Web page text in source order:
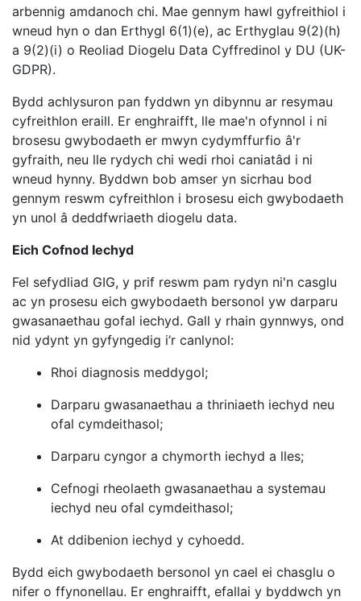
arbennig amdanoch chi. Mae gennym hawl gyfreithiol i
wneud hyn o dan Erthygl 6(1)(e), ac Erthyglau 9(2)(h)
a 9(2)(i) o Reoliad Diogelu Data Cyffredinol y DU (UK-
GDPR).
Bydd achlysuron pan fyddwn yn dibynnu ar resymau
cyfreithlon eraill. Er enghraifft, lle mae'n ofynnol i ni
brosesu gwybodaeth er mwyn cydymffurfio â'r
gyfraith, neu lle rydych chi wedi rhoi caniatâd i ni
wneud hynny. Byddwn bob amser yn sicrhau bod
gennym reswm cyfreithlon i brosesu eich gwybodaeth
yn unol â deddfwriaeth diogelu data.
Eich Cofnod Iechyd
Fel sefydliad GIG, y prif reswm pam rydyn ni'n casglu
ac yn prosesu eich gwybodaeth bersonol yw darparu
gwasanaethau gofal iechyd. Gall y rhain gynnwys, ond
nid ydynt yn gyfyngedig i’r canlynol:
Rhoi diagnosis meddygol;
Darparu gwasanaethau a thriniaeth iechyd neu
ofal cymdeithasol;
Darparu cyngor a chymorth iechyd a lles;
Cefnogi rheolaeth gwasanaethau a systemau
iechyd neu ofal cymdeithasol;
At ddibenion iechyd y cyhoedd.
Bydd eich gwybodaeth bersonol yn cael ei chasglu o
nifer o ffynonellau. Er enghraifft, efallai y byddwch yn